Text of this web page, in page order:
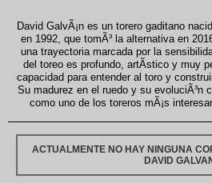
David GalvÃ¡n es un torero gaditano
en 1992, que tomÃ³ la alternativa en
una trayectoria marcada por la
del toreo es profundo, artÃ­stico y muy
capacidad para entender al toro y
Su madurez en el ruedo y su evoluciÃ³n
como uno de los toreros mÃ¡s
ACTUALMENTE NO HAY NINGUNA
DAVID